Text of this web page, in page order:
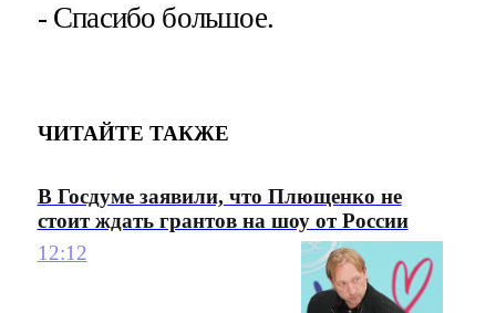
- Спасибо большое.
ЧИТАЙТЕ ТАКЖЕ
В Госдуме заявили, что Плющенко не
стоит ждать грантов на шоу от России
12:12